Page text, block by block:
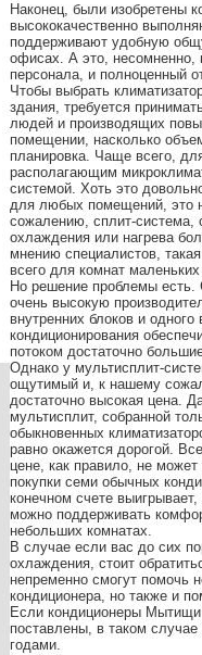
Наконец, были изобретены
высококачественно
поддерживают удобную
офисах. А это, несомненно,
персонала, и полноценный
Чтобы выбрать
здания, требуется
людей и производящих
помещении, насколько
планировка. Чаще всего,
располагающим
системой. Хоть это
для любых помещений, это
сожалению, сплит-
охлаждения или нагрева
мнению специалистов,
всего для комнат
Но решение проблемы есть.
очень высокую
внутренних блоков и
кондиционирования
потоком достаточно
Однако у мультисплит-
ощутимый и, к нашему
достаточно высокая цена.
мультисплит, собранной
обыкновенных
равно окажется дорогой.
цене, как правило, не
покупки семи обычных
конечном счете
можно поддерживать
небольших комнатах.
В случае если вас до сих
охлаждения, стоит
непременно смогут помочь
кондиционера, но также и
Если кондиционеры Мытищи
поставлены, в таком случае
годами.